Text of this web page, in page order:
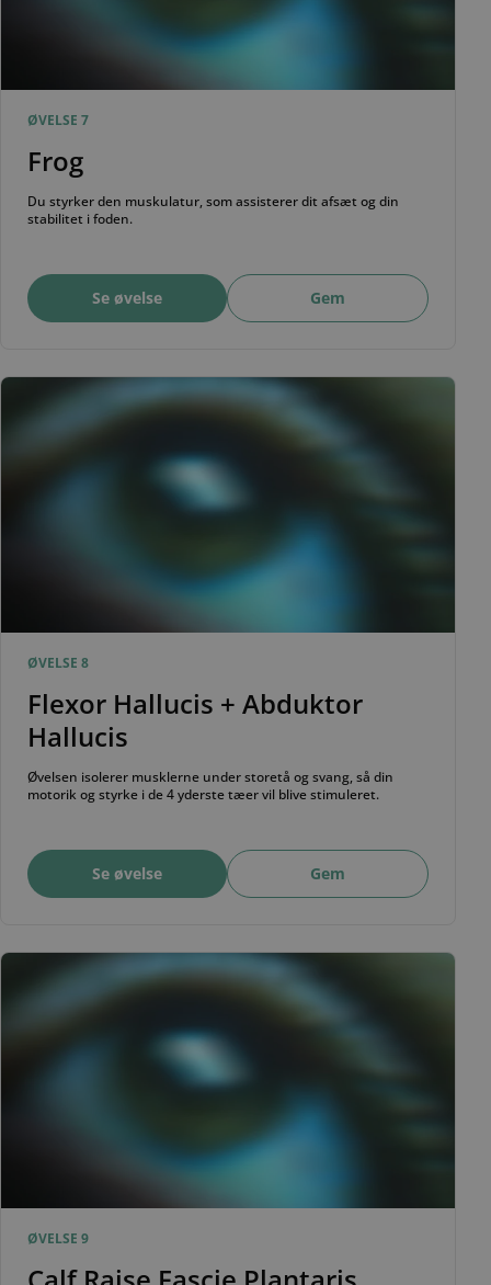
ØVELSE 7
Frog
Du styrker den muskulatur, som assisterer dit afsæt og din
stabilitet i foden.
Se øvelse Gem
ØVELSE 8
Flexor Hallucis + Abduktor
Hallucis
Øvelsen isolerer musklerne under storetå og svang, så din
motorik og styrke i de 4 yderste tæer vil blive stimuleret.
Se øvelse Gem
ØVELSE 9